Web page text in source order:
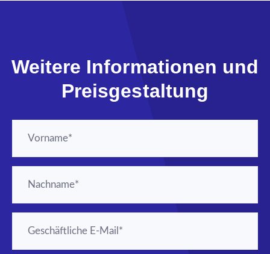
Weitere Informationen und
Preisgestaltung